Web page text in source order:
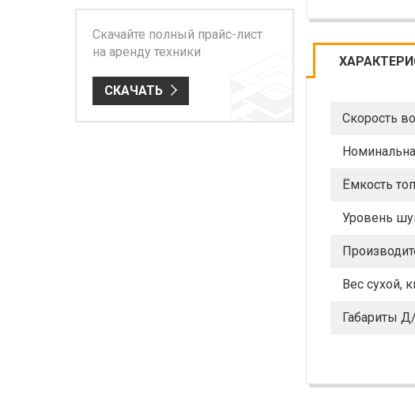
Скачайте полный прайс-лист
на аренду техники
СКАЧАТЬ
Скорость
Ёмкость
Уровень
Вес сухой,
Габариты